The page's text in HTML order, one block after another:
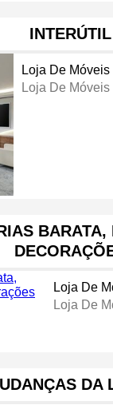
INTERÚTIL
Loja De Móveis
Loja De
BARATA,
Loja De
Loja De
DA